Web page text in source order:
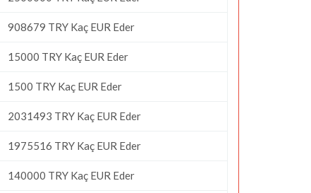
908679 TRY Kaç EUR Eder
15000 TRY Kaç EUR Eder
1500 TRY Kaç EUR Eder
2031493 TRY Kaç EUR Eder
1975516 TRY Kaç EUR Eder
140000 TRY Kaç EUR Eder